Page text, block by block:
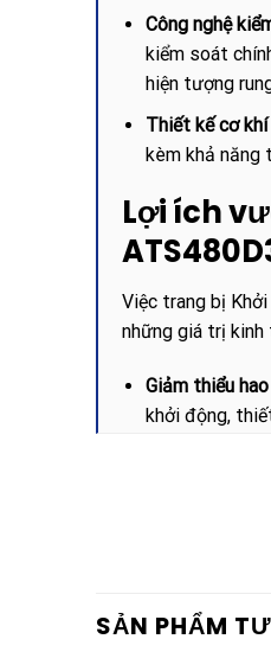
Công nghệ
kiểm soát
hiện tượng
Thiết kế cơ
kèm khả năng
Lợi ích
Việc trang bị
những giá trị kinh
Giảm thiểu
khởi động,
trạng sụt áp
chặn hiệu quả
SẢN PHẨM